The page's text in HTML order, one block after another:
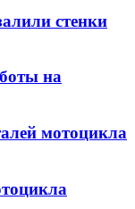
стенки
на
мотоцикла